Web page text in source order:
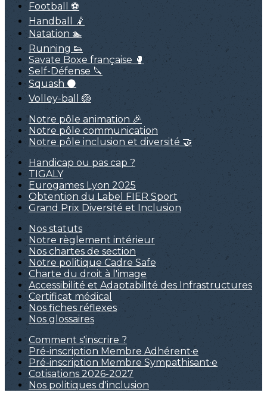
Football ⚽
Handball 🤾
Natation 🏊
Running 👟
Savate Boxe française 🥊
Self-Défense 🔪
Squash ⚫
Volley-ball 🏐
Notre pôle animation 🎉
Notre pôle communication
Notre pôle inclusion et diversité 🤝
Handicap ou pas cap ?
TIGALY
Eurogames Lyon 2025
Obtention du Label FIER Sport
Grand Prix Diversité et Inclusion
Nos statuts
Notre règlement intérieur
Nos chartes de section
Notre politique Cadre Safe
Charte du droit à l'image
Accessibilité et Adaptabilité des Infrastructures
Certificat médical
Nos fiches réflexes
Nos glossaires
Comment s'inscrire ?
Pré-inscription Membre Adhérent·e
Pré-inscription Membre Sympathisant·e
Cotisations 2026-2027
Nos politiques d'inclusion